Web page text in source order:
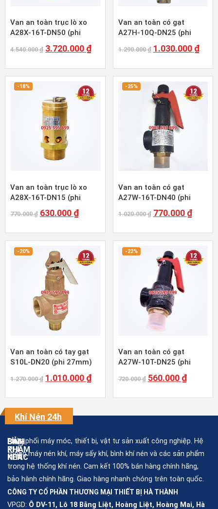
Van an toàn trục lò xo
A28X-16T-DN50 (phi
4.540.000₫ 3.720.000 ₫
Van an toàn có gạt
A27H-10Q-DN25 (phi
1.290.000₫ 1.030.000 ₫
-18%
Van an toàn trục lò xo
A28X-16T-DN15 (phi
770.000₫ 630.000 ₫
-25%
Van an toàn có gạt
A27W-16T-DN40 (phi
1.020.000₫ 770.000 ₫
-20%
Van an toàn có tay gạt
S10L-DN20 (phi 27mm)
1.270.000₫ 1.010.000 ₫
-22%
Van an toàn có gạt
A27W-10T-DN25 (phi
720.000₫ 560.000 ₫
Khí Nén 24h
Phân phối máy móc, thiết bị, vật tư sản xuất công nghiệp. Hệ
thống máy nén khí, máy sấy khí, bình khí nén và các sản phẩm
trong hệ thống khí nén. Cam kết 100% bán hàng chính hãng,
bảo hành chính hãng. Giao hàng nhanh chóng trên toàn quốc.
CÔNG TY CỔ PHẦN THƯƠNG MẠI THIẾT BỊ HÀ THÀNH
VPGD: Ô DV-11, Lô 18 Bằng Liệt, Hoàng Liệt, Hoàng Mai, Hà
BÌNH
KHÍ
NÉN
Bình
khí
nén
rẻ
SẢN
PHẨM
KHÁC
Máy
nén
khí